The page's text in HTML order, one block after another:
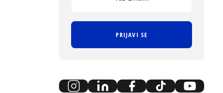
PRIJAVI SE